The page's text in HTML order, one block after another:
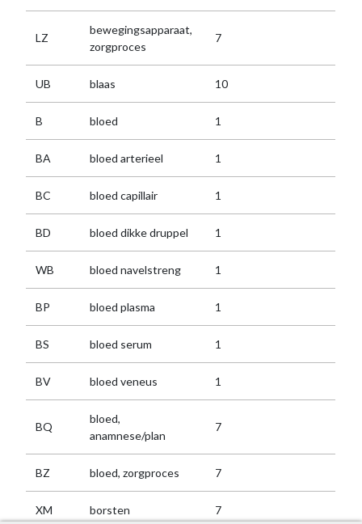
LZ
bewegingsapparaat,
zorgproces
7
UB blaas 10
B bloed 1
BA bloed arterieel 1
BC bloed capillair 1
BD bloed dikke druppel 1
WB bloed navelstreng 1
BP bloed plasma 1
BS bloed serum 1
BV bloed veneus 1
BQ
bloed,
anamnese/plan
7
BZ bloed, zorgproces 7
XM borsten 7